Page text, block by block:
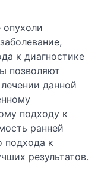
опухоли
к диагностике
позволяют
данной
подходу к
ранней
подхода к
результатов.